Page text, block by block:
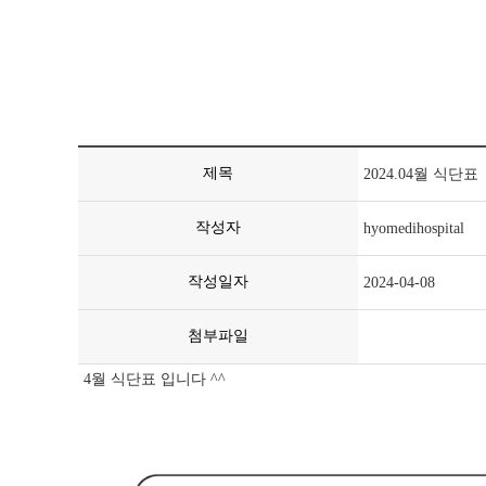
제목 2024.04월 식단표
작성자 hyomedihospital
작성일자 2024-04-08
첨부파일
4월 식단표 입니다 ^^